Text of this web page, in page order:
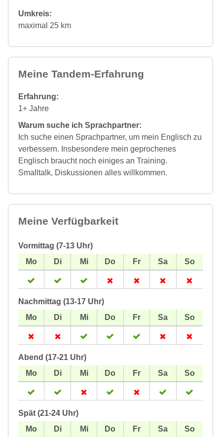
Umkreis:
maximal 25 km
Meine Tandem-Erfahrung
Erfahrung:
1+ Jahre
Warum suche ich Sprachpartner:
Ich suche einen Sprachpartner, um mein Englisch zu
verbessern. Insbesondere mein geprochenes
Englisch braucht noch einiges an Training.
Smalltalk, Diskussionen alles willkommen.
Meine Verfügbarkeit
Vormittag (7-13 Uhr)
Nachmittag (13-17 Uhr)
Abend (17-21 Uhr)
Spät (21-24 Uhr)